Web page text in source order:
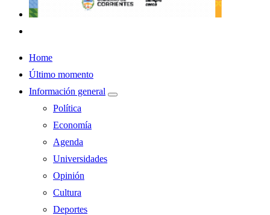
Home
Último momento
Información general
Política
Economía
Agenda
Universidades
Opinión
Cultura
Deportes